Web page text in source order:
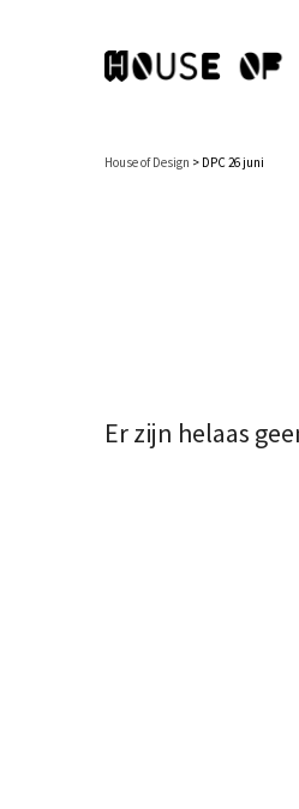
House of Design > DPC 26 juni
Er zijn helaas